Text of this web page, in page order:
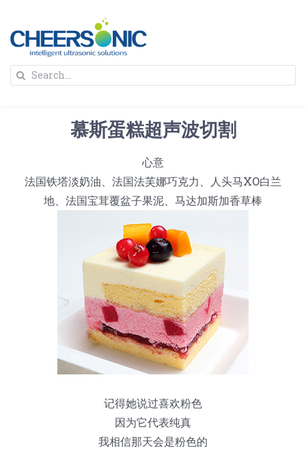
content
蛋糕切割机
蛋糕切块机
蛋糕切片机
三角蛋糕切割机
圆形奶酪切片
块状奶酪切片
条状奶酪切片
三明治/披萨/寿司切割
披萨切割机
三明治切割机
常温面团切割
糕点/糖果
超声波设备
Search
慕斯蛋糕超声波切割
心意
法国铁塔淡奶油、法国法芙娜巧克力、人头马XO白兰
地、法国宝茸覆盆子果泥、马达加斯加香草棒
记得她说过喜欢粉色
因为它代表纯真
我相信那天会是粉色的